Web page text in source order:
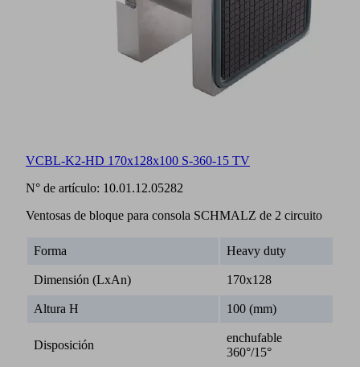
VCBL-K2-HD 170x128x100 S-360-15 TV
N° de artículo: 10.01.12.05282
Ventosas de bloque para consola SCHMALZ de 2 circuito
Forma Heavy duty
Dimensión (LxAn) 170x128
Altura H 100 (mm)
Disposición
enchufable
360°/15°